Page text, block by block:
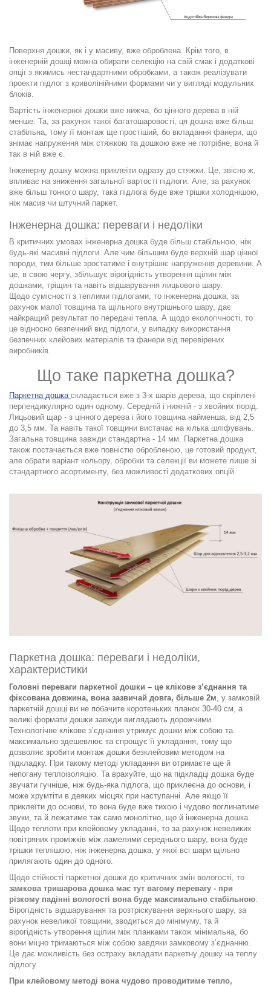
Поверхня дошки, як і у масиву, вже оброблена. Крім того, в
інженерній дошці можна обирати селекцію на свій смак і додаткові
опції з якимись нестандартними обробками, а також реалізувати
проекти підлог з криволінійними формами чи у вигляді модульних
блоків.
Вартість інженерної дошки вже нижча, бо цінного дерева в ній
менше. Та, за рахунок такої багатошаровості, ця дошка вже більш
стабільна, тому її монтаж ще простіший, бо вкладання фанери, що
знімає напруження між стяжкою та дошкою вже не потрібне, вона й
так в ній вже є.
Інженерну дошку можна приклеїти одразу до стяжки. Це, звісно ж,
впливає на зниження загальної вартості підлоги. Але, за рахунок
вже більш тонкого шару, така підлога буде вже трішки холоднішою,
ніж масив чи штучний паркет.
Інженерна дошка: переваги і недоліки
В критичних умовах інженерна дошка буде більш стабільною, ніж
будь-які масивні підлоги. Але чим більшим буде верхній шар цінної
породи, тим більше зростатиме і внутрішнє напруження деревини. А
це, в свою чергу, збільшує вірогідність утворення щілин між
дошками, тріщин та навіть відшарування лицьового шару.
Щодо сумісності з теплими підлогами, то інженерна дошка, за
рахунок малої товщина та щільного внутрішнього шару, дає
найкращий результат по передачі тепла. А щодо екологічності, то
це відносно безпечний вид підлоги, у випадку використання
безпечних клейових матеріалів та фанери від перевірених
виробників.
Що таке паркетна дошка?
Паркетна дошка складається вже з 3-х шарів дерева, що скріплені
перпендикулярно один одному. Середній і нижній - з хвойних порід.
Лицьовий щар - з цінного дерева і його товщина найменша, від 2,5
до 3,5 мм. Та навіть такої товщини вистачає на кілька шліфувань.
Загальна товщина завжди стандартна - 14 мм. Паркетна дошка
також постачається вже повністю обробленою, це готовий продукт,
але обрати варіант кольору, обробки та селекції ви можете лише зі
стандартного асортименту, без можливості додаткових опцій.
Паркетна дошка: переваги і недоліки,
характеристики
Головні переваги паркетної дошки – це клікове з’єднання та
фіксована довжина, вона зазвичай довга, більше 2м , у замковій
паркетній дошці ви не побачите коротеньких планок 30-40 см, а
великі формати дошки завжди виглядають дорожчими.
Технологічне клікове зʼєднання утримує дошки між собою та
максимально здешевлює та спрощує її укладання, тому що
дозволяє зробити монтаж дошки безклейовим методом на
підкладку. При такому методі укладання ви отримаєте ще й
непогану теплоізоляцію. Та врахуйте, що на підкладці дошка буде
звучати гучніше, ніж будь-яка підлога, що приклеєна до основи, і
може хрумтіти в деяких місцях при наступанні. Але якщо її
приклеїти до основи, то вона буде вже тихою і чудово поглинатиме
звуки, та й лежатиме так само монолітно, що й інженерна дошка.
Щодо теплоти при клейовому укладанні, то за рахунок невеликих
повітряних проміжків між ламелями середнього шару, вона буде
трішки теплішою, ніж інженерна дошка, у якої всі шари щільно
прилягають один до одного.
Щодо стійкості паркетної дошки до критичних змін вологості, то
замкова тришарова дошка має тут вагому перевагу - при
різкому падінні вологості вона буде максимально стабільною
Вірогідність відшарування та розтріскування верхнього шару, за
рахунок невеликої товщини, зводиться до мінімуму, та й
вірогідність утворення щілин між планками також мінімальна, бо
вони міцно тримаються між собою завдяки замковому з’єднанню.
Це дає можливість без остраху вкладати паркетну дошку на теплу
підлогу.
При клейовому методі вона чудово проводитиме тепло,